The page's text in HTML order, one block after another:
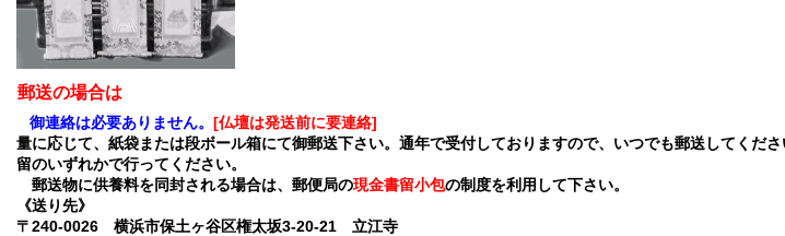
郵送の場合は
御連絡は必要ありません。 [仏壇は発送前に要連絡]
量に応じて、紙袋または段ボール箱にて御郵送下さい。通年で受付しておりますので、いつでも郵送してくだ
留のいずれかで行ってください。
郵送物に供養料を同封される場合は、郵便局の現金書留小包の制度を利用して下さい。
《送り先》
〒240-0026 横浜市保土ヶ谷区権太坂3-20-21 立江寺